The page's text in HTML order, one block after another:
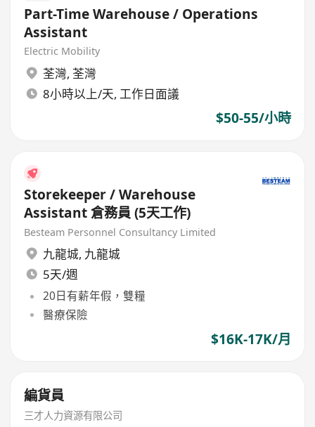
Part-Time Warehouse / Operations
Assistant
Electric Mobility
荃灣, 荃灣
8小時以上/天, 工作日面議
$50-55/小時
Storekeeper / Warehouse
Assistant 倉務員 (5天工作)
Besteam Personnel Consultancy Limited
九龍城, 九龍城
5天/週
20日有薪年假，雙糧
醫療保險
$16K-17K/月
編貨員
三才人力資源有限公司